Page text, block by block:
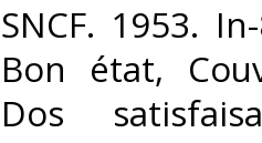
‎SNCF. 1953.
Bon état,
Dos